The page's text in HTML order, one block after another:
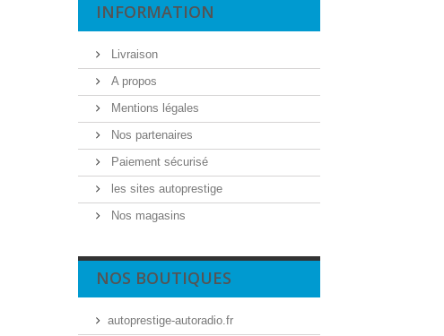
INFORMATION
Livraison
A propos
Mentions légales
Nos partenaires
Paiement sécurisé
les sites autoprestige
Nos magasins
NOS BOUTIQUES
autoprestige-autoradio.fr